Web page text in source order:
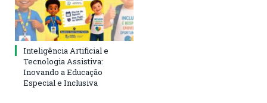
Inteligência Artificial e
Tecnologia Assistiva:
Inovando a Educação
Especial e Inclusiva